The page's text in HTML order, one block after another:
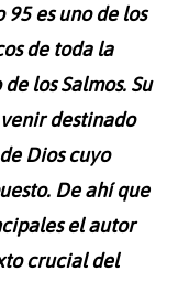
95 es uno de los
de toda la
los Salmos. Su
destinado
Dios cuyo
De ahí que
el autor
crucial del